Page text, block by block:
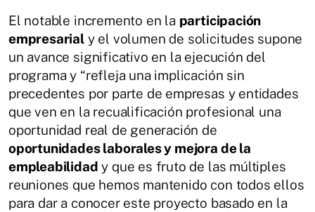
El notable incremento en la participación
empresarialy el volumen de solicitudes supone
un avance significativo en la ejecución del
programa y “refleja una implicación sin
precedentes por parte de empresas y entidades
que ven en la recualificación profesional una
oportunidad real de generación de
oportunidades laborales y mejora de la
empleabilidad y que es fruto de las múltiples
reuniones que hemos mantenido con todos ellos
para dar a conocer este proyecto basado en la